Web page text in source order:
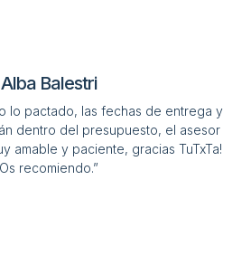
Alba Balestri
lo pactado, las fechas de entrega y
dentro del presupuesto, el asesor
amable y paciente, gracias TuTxTa!
Os recomiendo.”